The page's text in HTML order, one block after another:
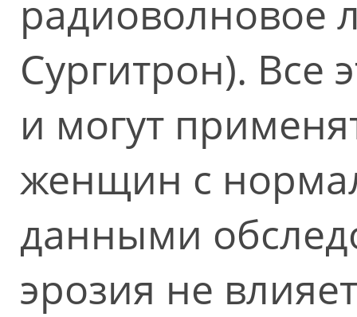
радиоволновое
Сургитрон). Все
и могут
женщин с
данными
эрозия не